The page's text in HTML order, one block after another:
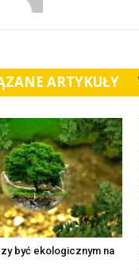
ARTYKUŁY
być ekologicznym na